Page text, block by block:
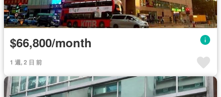
$66,800/month
1 週, 2 日 前